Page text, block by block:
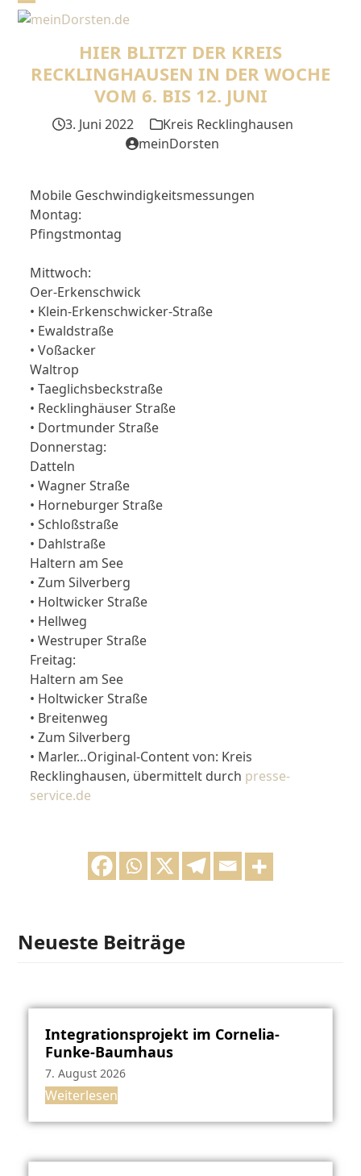
SkipOpen
menu
Close
menu
HIER BLITZT DER KREIS
RECKLINGHAUSEN IN DER WOCHE
VOM 6. BIS 12. JUNI
3. Juni 2022
Kreis Recklinghausen
meinDorsten
Mobile Geschwindigkeitsmessungen
Montag:
Pfingstmontag
Mittwoch:
Oer-Erkenschwick
• Klein-Erkenschwicker-Straße
• Ewaldstraße
• Voßacker
Waltrop
• Taeglichsbeckstraße
• Recklinghäuser Straße
• Dortmunder Straße
Donnerstag:
Datteln
• Wagner Straße
• Horneburger Straße
• Schloßstraße
• Dahlstraße
Haltern am See
• Zum Silverberg
• Holtwicker Straße
• Hellweg
• Westruper Straße
Freitag:
Haltern am See
• Holtwicker Straße
• Breitenweg
• Zum Silverberg
• Marler…Original-Content von: Kreis
Recklinghausen, übermittelt durch presse-
service.de
Neueste Beiträge
Integrationsprojekt im Cornelia-
Funke-Baumhaus
7. August 2026
Weiterlesen